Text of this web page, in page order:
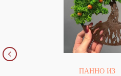
ПАННО ИЗ